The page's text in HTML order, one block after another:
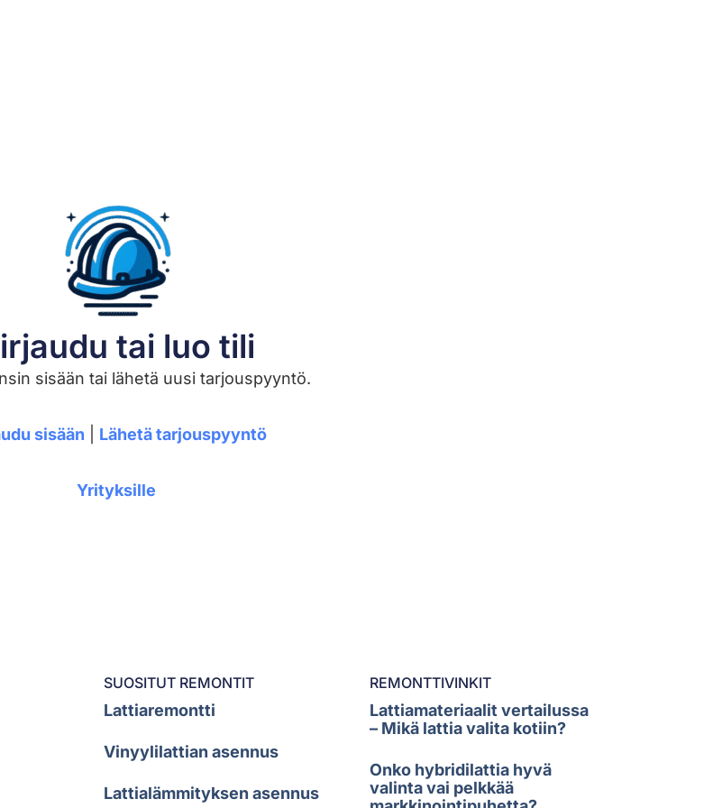
tai luo tili
sisään tai lähetä uusi tarjouspyyntö.
sisään Lähetä tarjouspyyntö
Yrityksille
SUOSITUT REMONTIT
Lattiaremontti
Vinyylilattian asennus
Lattialämmityksen asennus
REMONTTIVINKIT
Lattiamateriaalit vertailussa
– Mikä lattia valita kotiin?
Onko hybridilattia hyvä
valinta vai pelkkää